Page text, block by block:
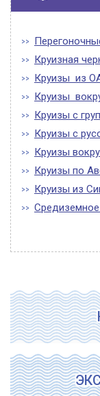
Круизная
Круизы из
Круизы
Круизы с
Круизы с
Круизы
Круизы по
Круизы из